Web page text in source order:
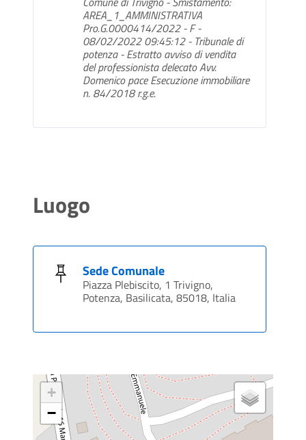
AREA_1_AMMINISTRATIVA
Pro.G.0000414/2022 - F -
08/02/2022 09:45:12 - Tribunale di
potenza - Estratto avviso di vendita
del professionista delecato Avv.
Domenico pace Esecuzione immobiliare
n. 84/2018 r.g.e.
Luogo
Sede Comunale
Piazza Plebiscito, 1 Trivigno,
Potenza, Basilicata, 85018, Italia
+
−